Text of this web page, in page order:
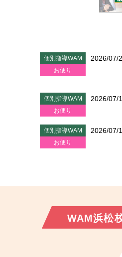
個別指導WAM
お便り
2026/07/
個別指導WAM
お便り
2026/07/
個別指導WAM
お便り
2026/07/
WAM浜松